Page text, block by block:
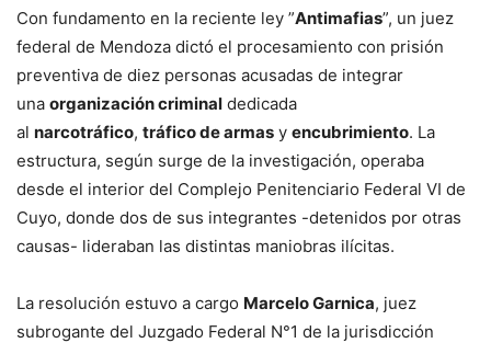
Con fundamento en la reciente ley ”Antimafias”, un juez
federal de Mendoza dictó el procesamiento con prisión
preventiva de diez personas acusadas de integrar
una organización criminal dedicada
al narcotráfico, tráfico de armas y encubrimiento. La
estructura, según surge de la investigación, operaba
desde el interior del Complejo Penitenciario Federal VI de
Cuyo, donde dos de sus integrantes -detenidos por otras
causas- lideraban las distintas maniobras ilícitas.
La resolución estuvo a cargo Marcelo Garnica, juez
subrogante del Juzgado Federal N°1 de la jurisdicción